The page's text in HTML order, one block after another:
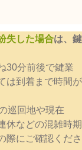
失した場合は、鍵
30分前後で鍵業
は到着まで時間が
巡回地や現在
休などの混雑時期
際にご確認くださ